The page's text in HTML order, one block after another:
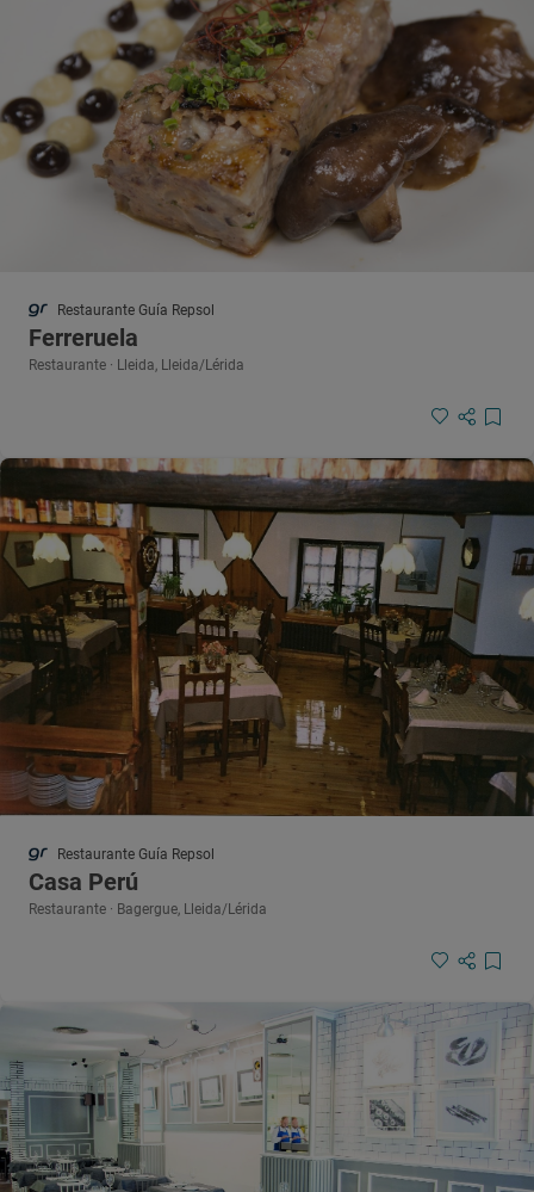
Restaurante Guía Repsol
Ferreruela
Restaurante · Lleida, Lleida/Lérida
Restaurante Guía Repsol
Casa Perú
Restaurante · Bagergue, Lleida/Lérida